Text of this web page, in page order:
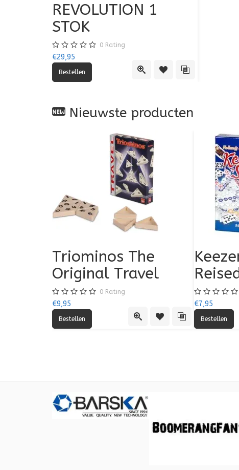
Quick ViewToevoegen aanToevoegen aan
REVOLUTION 1
STOK
0 Rating
€29,95
Nieuwste producten
Quick ViewToevoegen aan verlanglijst
Toevoegen aan
Triominos The
Original Travel
0 Rating
€9,95 €7,95